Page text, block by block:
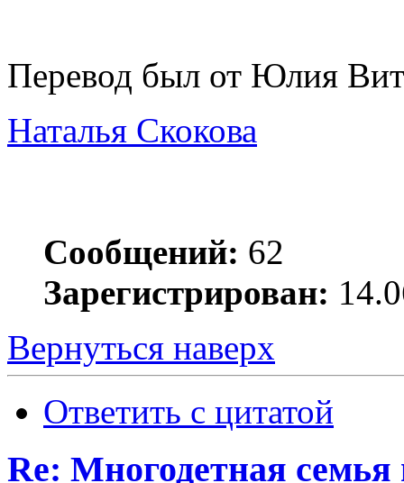
Перевод был от Юлия
Наталья Скокова
Сообщений: 62
Зарегистрирован:
Вернуться наверх
Ответить с цитатой
Re: Многодетная